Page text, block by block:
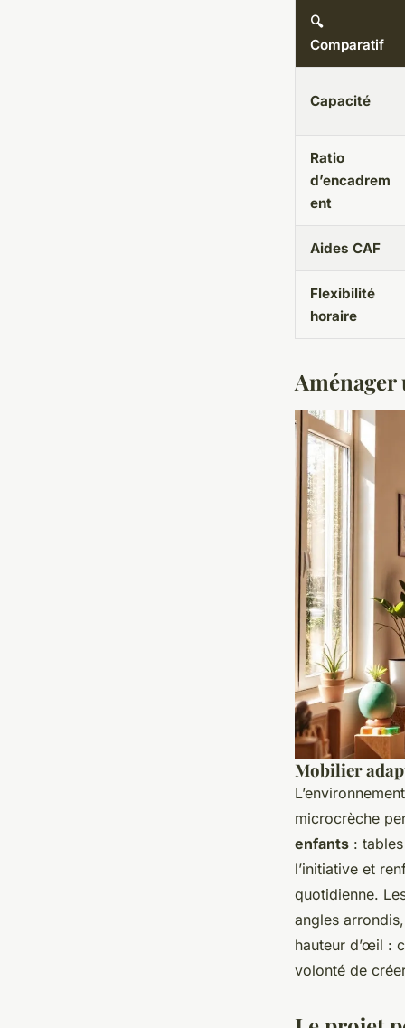
🔍
Comparatif
Capacité
Ratio
d’encadrem
ent
Aides CAF
Flexibilité
horaire
Mobilier
microcrèche
enfants :
l’initiative et
quotidienne.
angles
hauteur d’œil :
volonté de